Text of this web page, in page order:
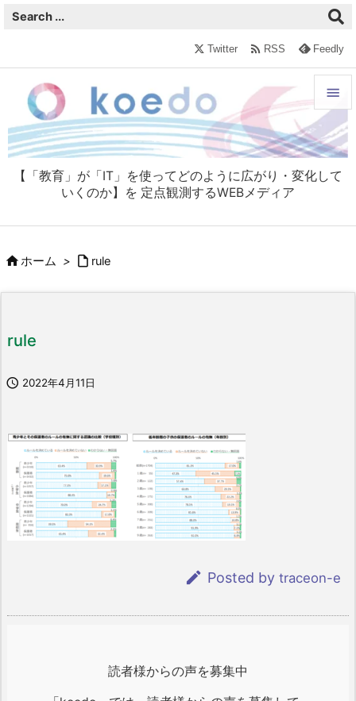
【「教育」が「IT」を使ってどのように広がり・変化して
いくのか】を 定点観測するWEBメディア


メニュ

Twitter  RSS Feedly
ホーム >  rule
rule
 2022年4月11日
 Posted by traceon-e
読者様からの声を募集中